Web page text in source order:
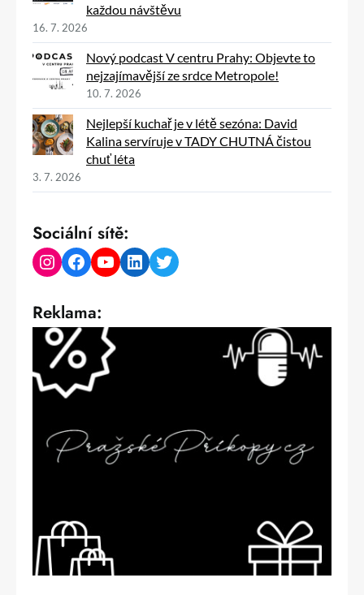
každou návštěvu
16. 7. 2026
Nový podcast V centru Prahy: Objevte to
nejzajímavější ze srdce Metropole!
10. 7. 2026
Nejlepší kuchař je v létě sezóna: David
Kalina servíruje v TADY CHUTNÁ čistou
chuť léta
3. 7. 2026
Sociální sítě:
Instagram Facebook YouTube LinkedIn Twitter
Reklama: